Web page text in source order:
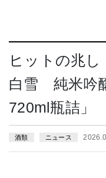
ヒットの兆
白雪 純米吟
720ml瓶詰」
酒類 ニュース